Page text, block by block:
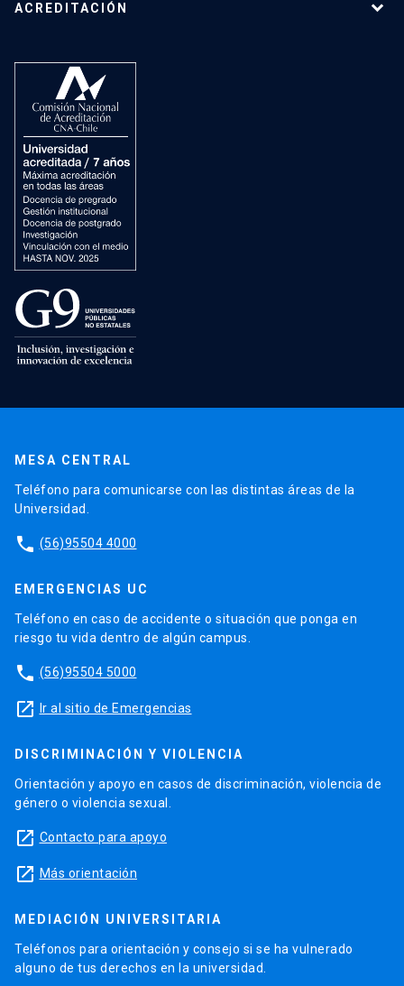
ACREDITACIÓN
MESA CENTRAL
Teléfono para comunicarse con las distintas áreas de la
Universidad.
phone (56)95504 4000
EMERGENCIAS UC
Teléfono en caso de accidente o situación que ponga en
riesgo tu vida dentro de algún campus.
phone (56)95504 5000
launch Ir al sitio de Emergencias
DISCRIMINACIÓN Y VIOLENCIA
Orientación y apoyo en casos de discriminación, violencia de
género o violencia sexual.
launch Contacto para apoyo
launch Más orientación
MEDIACIÓN UNIVERSITARIA
Teléfonos para orientación y consejo si se ha vulnerado
alguno de tus derechos en la universidad.